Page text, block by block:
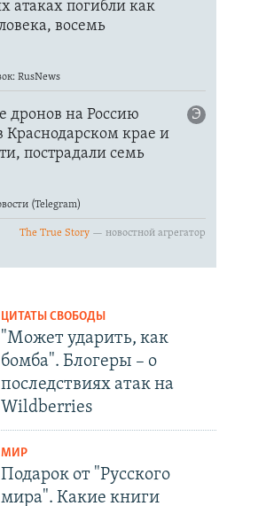
ЦИТАТЫ СВОБОДЫ
"Может ударить, как
бомба". Блогеры – о
последствиях атак на
Wildberries
МИР
Подарок от "Русского
мира". Какие книги